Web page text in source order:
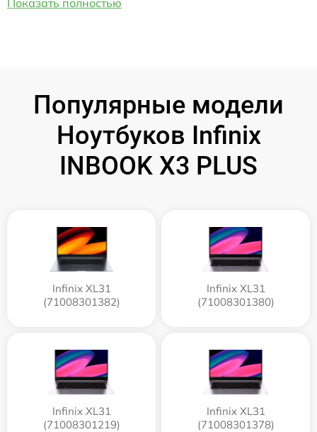
Популярные модели
Ноутбуков Infinix
INBOOK X3 PLUS
Infinix XL31
(71008301382)
Infinix XL31
(71008301380)
Infinix XL31
(71008301219)
Infinix XL31
(71008301378)